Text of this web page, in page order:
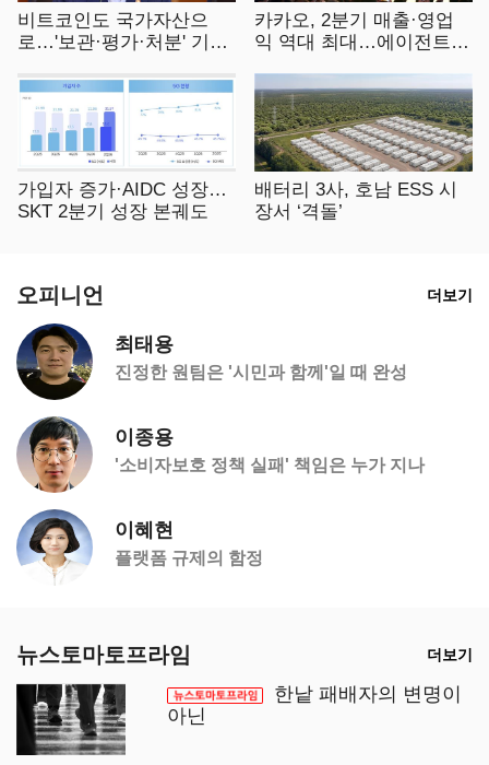
비트코인도 국가자산으
로…'보관·평가·처분' 기준
카카오, 2분기 매출·영업
익 역대 최대…에이전트 A
가입자 증가·AIDC 성장…
SKT 2분기 성장 본궤도
배터리 3사, 호남 ESS 시
장서 ‘격돌’
오피니언 더보기
최태용
진정한 원팀은 '시민과 함께'일 때 완성
이종용
'소비자보호 정책 실패' 책임은 누가 지나
이혜현
플랫폼 규제의 함정
뉴스토마토프라임 더보기
한낱 패배자의 변명이
아닌